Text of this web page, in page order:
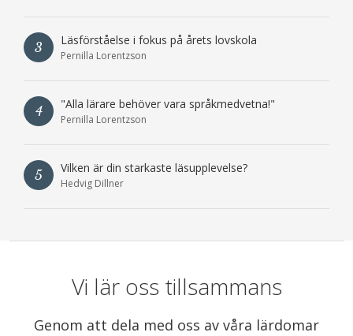
3 Läsförståelse i fokus på årets lovskola
Pernilla Lorentzson
4 "Alla lärare behöver vara språkmedvetna!"
Pernilla Lorentzson
5 Vilken är din starkaste läsupplevelse?
Hedvig Dillner
Vi lär oss tillsammans
Genom att dela med oss av våra lärdomar